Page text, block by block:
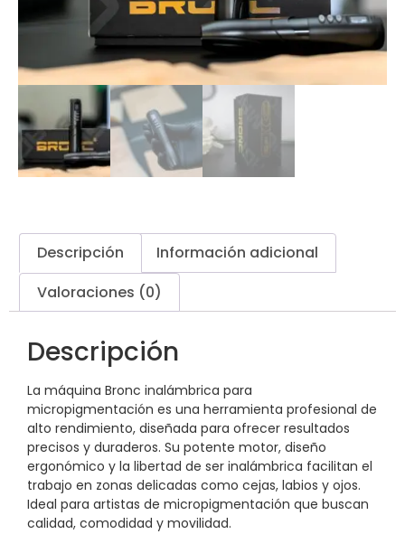
Descripción
Información adicional
Valoraciones (0)
Descripción
La máquina Bronc inalámbrica para
micropigmentación es una herramienta profesional de
alto rendimiento, diseñada para ofrecer resultados
precisos y duraderos. Su potente motor, diseño
ergonómico y la libertad de ser inalámbrica facilitan el
trabajo en zonas delicadas como cejas, labios y ojos.
Ideal para artistas de micropigmentación que buscan
calidad, comodidad y movilidad.